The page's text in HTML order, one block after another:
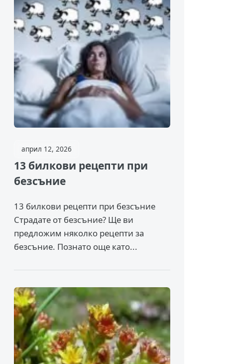
април 12, 2026
13 билкови рецепти при
безсъние
13 билкови рецепти при безсъние
Страдате от безсъние? Ще ви
предложим няколко рецепти за
безсъние. Познато още като...